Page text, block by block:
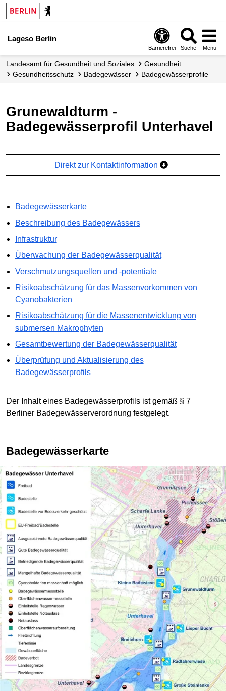
Lageso Berlin
Barrierefrei Suche Menü
Landesamt für Gesundheit und Soziales
Gesundheit
Gesundheits­schutz
Badegewässer Badegewässer­profile
Grunewaldturm -
Badegewässerprofil Unterhavel
Direkt zur Kontaktinformation
Badegewässerkarte
Beschreibung des Badegewässers
Infrastruktur
Überwachung der Badegewässerqualität
Verschmutzungsquellen und -potentiale
Risikoabschätzung für das Massenvorkommen von
Cyanobakterien
Risikoabschätzung für die Massenentwicklung von
submersen Makrophyten
Gesamtbewertung der Badegewässerqualität
Überprüfung und Aktualisierung des
Badegewässerprofils
Der Inhalt eines Badegewässerprofils ist gemäß § 7
Berliner Badegewässerverordnung festgelegt.
Badegewässerkarte